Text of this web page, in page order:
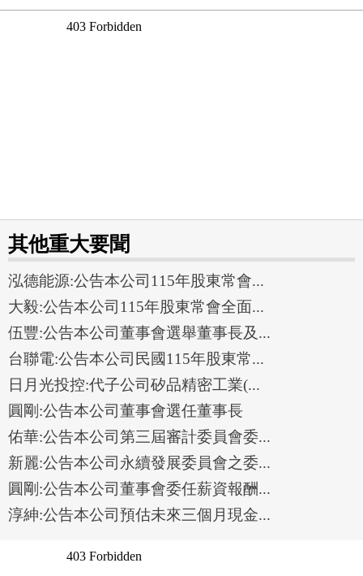
其他重大要聞
泓德能源:公告本公司115年股東常會...
大毅:公告本公司115年股東常會全面...
伍豐:公告本公司董事會選舉董事長及...
台聯電:公告本公司民國115年股東常...
日月光投控:代子公司矽品精密工業(...
圓剛:公告本公司董事會選任董事長
佑華:公告本公司第三屆審計委員會委...
新麗:公告本公司永續發展委員會之委...
圓剛:公告本公司董事會委任薪資報酬...
淳紳:公告本公司預估未來三個月現金...